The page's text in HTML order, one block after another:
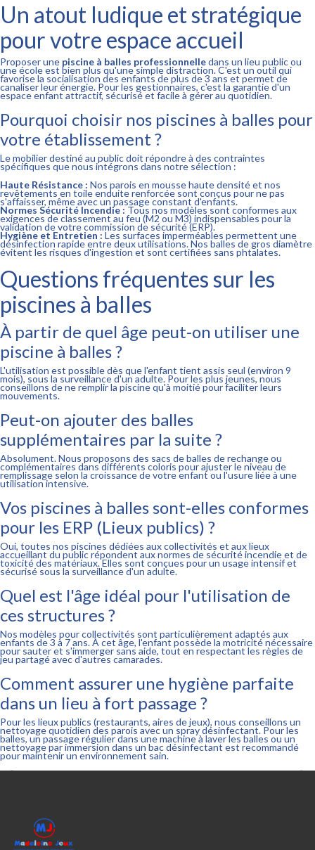
Un atout ludique et stratégique
pour votre espace accueil
Proposer une piscine à balles professionnelledans un lieu public ou
une école est bien plus qu'une simple distraction. C'est un outil qui
favorise la socialisation des enfants de plus de 3 ans et permet de
canaliser leur énergie. Pour les gestionnaires, c'est la garantie d'un
espace enfant attractif, sécurisé et facile à gérer au quotidien.
Pourquoi choisir nos piscines à balles pour
votre établissement ?
Le mobilier destiné au public doit répondre à des contraintes
spécifiques que nous intégrons dans notre sélection :
Haute Résistance : Nos parois en mousse haute densité et nos
revêtements en toile enduite renforcée sont conçus pour ne pas
s'affaisser, même avec un passage constant d'enfants.
Normes Sécurité Incendie : Tous nos modèles sont conformes aux
exigences de classement au feu (M2 ou M3) indispensables pour la
validation de votre commission de sécurité (ERP).
Hygiène et Entretien : Les surfaces imperméables permettent une
désinfection rapide entre deux utilisations. Nos balles de gros diamètre
évitent les risques d'ingestion et sont certifiées sans phtalates.
Questions fréquentes sur les
piscines à balles
À partir de quel âge peut-on utiliser une
piscine à balles ?
L'utilisation est possible dès que l'enfant tient assis seul (environ 9
mois), sous la surveillance d'un adulte. Pour les plus jeunes, nous
conseillons de ne remplir la piscine qu'à moitié pour faciliter leurs
mouvements.
Peut-on ajouter des balles
supplémentaires par la suite ?
Absolument. Nous proposons des sacs de balles de rechange ou
complémentaires dans différents coloris pour ajuster le niveau de
remplissage selon la croissance de votre enfant ou l'usure liée à une
utilisation intensive.
Vos piscines à balles sont-elles conformes
pour les ERP (Lieux publics) ?
Oui, toutes nos piscines dédiées aux collectivités et aux lieux
accueillant du public répondent aux normes de sécurité incendie et de
toxicité des matériaux. Elles sont conçues pour un usage intensif et
sécurisé sous la surveillance d'un adulte.
Quel est l'âge idéal pour l'utilisation de
ces structures ?
Nos modèles pour collectivités sont particulièrement adaptés aux
enfants de 3 à 7 ans. À cet âge, l'enfant possède la motricité nécessaire
pour sauter et s'immerger sans aide, tout en respectant les règles de
jeu partagé avec d'autres camarades.
Comment assurer une hygiène parfaite
dans un lieu à fort passage ?
Pour les lieux publics (restaurants, aires de jeux), nous conseillons un
nettoyage quotidien des parois avec un spray désinfectant. Pour les
balles, un passage régulier dans une machine à laver les balles ou un
nettoyage par immersion dans un bac désinfectant est recommandé
pour maintenir un environnement sain.
 